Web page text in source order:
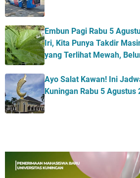
Embun Pagi Rabu 5
Iri, Kita Punya Takdir
yang Terlihat Mewah,
Ayo Salat Kawan! Ini
Kuningan Rabu 5 Agustus